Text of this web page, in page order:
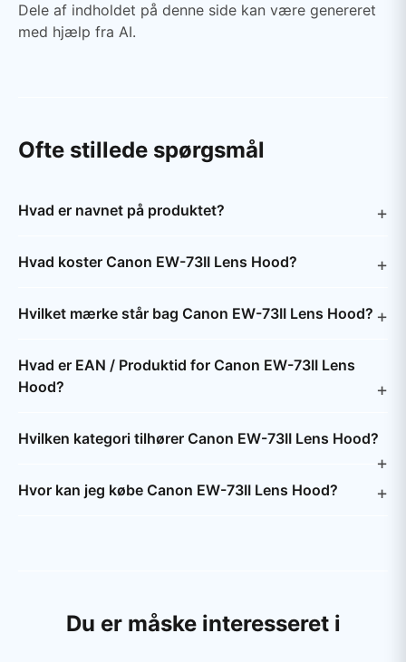
Dele af indholdet på denne side kan være genereret
med hjælp fra AI.
Ofte stillede spørgsmål
Hvad er navnet på produktet?
Hvad koster Canon EW-73II Lens Hood?
Hvilket mærke står bag Canon EW-73II Lens Hood?
Hvad er EAN / Produktid for Canon EW-73II Lens
Hood?
Hvilken kategori tilhører Canon EW-73II Lens Hood?
Hvor kan jeg købe Canon EW-73II Lens Hood?
Du er måske interesseret i